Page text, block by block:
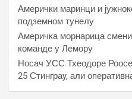
Амерички маринци и
подземном тунелу
Америчка морнарица
команде у Лемору
Носач УСС Тхеодоре
25 Стинграy, али